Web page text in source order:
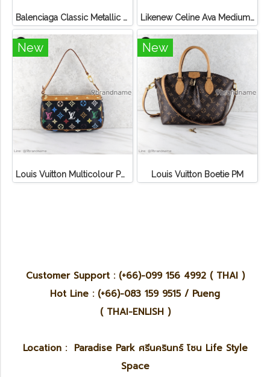
Balenciaga Classic Metallic Edge City Bag Likenew Celine Ava Medium Triomphe Canvas
New
Louis Vuitton Multicolour Pochette Canvas
New
Louis Vuitton Boetie PM
Customer Support : (+66)-099 156 4992 ( THAI )
Hot Line : (+66)-083 159 9515 / Pueng
( THAI-ENLISH )
Location : Paradise Park ศรีนครินทร์ โซน Life Style
Space